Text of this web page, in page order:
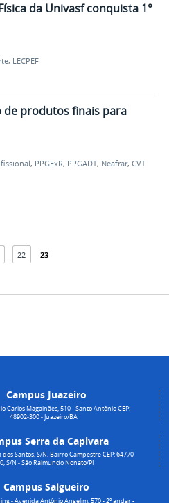
da Univasf conquista 1°
, LECPEF
de produtos finais para
, PPGExR, PPGADT, Neafrar, CVT
22 23
Campus Juazeiro
Carlos Magalhães, 510 - Santo Antônio CEP:
48902-300 - Juazeiro/BA
Serra da Capivara
dos Santos, S/N, Bairro Campestre CEP: 64770-
S/N - São Raimundo Nonato/PI
Campus Salgueiro
- Avenida Antônio Angelim, 570 - 2º andar -